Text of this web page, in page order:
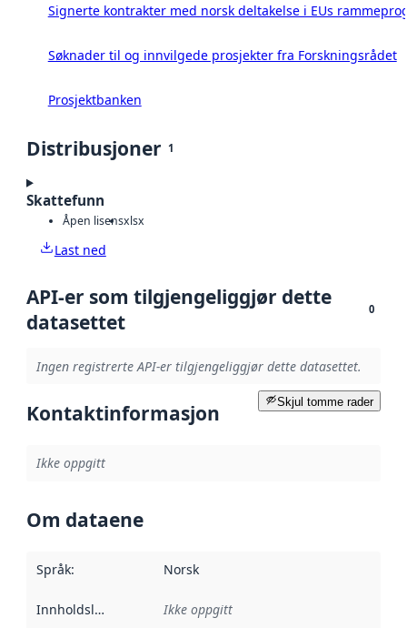
Signerte kontrakter med norsk deltakelse i EUs
Søknader til og innvilgede prosjekter fra Forskningsrådet
Prosjektbanken
Distribusjoner 1
Skattefunn
Åpen lisensxlsx
Last ned
API-er som tilgjengeliggjør dette
datasettet
0
Ingen registrerte API-er tilgjengeliggjør dette datasettet.
Skjul tomme rader
Kontaktinformasjon
Ikke oppgitt
Om dataene
Språk: Norsk
Innholdsleverandører :
Ikke oppgitt